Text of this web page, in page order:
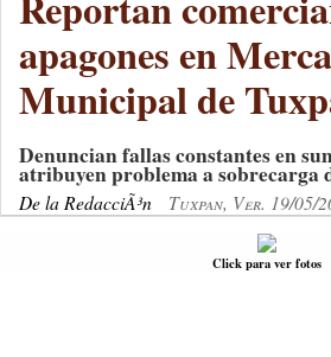
apagones en
Municipal de
Denuncian fallas constantes en
atribuyen problema a sobrecarga
De la RedacciÃ³n Tuxpan, Ver. 19/05/
Click para ver fotos